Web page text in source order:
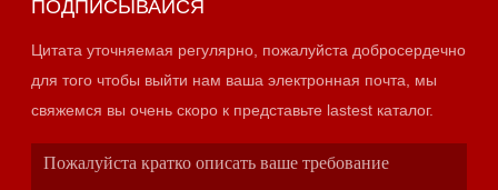
ПОДПИСЫВАЙСЯ
Цитата уточняемая регулярно, пожалуйста добросердечно
для того чтобы выйти нам ваша электронная почта, мы
свяжемся вы очень скоро к представьте lastest каталог.